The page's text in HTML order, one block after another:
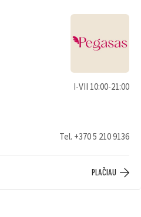
I-VII 10:00-21:00
Tel. +370 5 210 9136
PLAČIAU